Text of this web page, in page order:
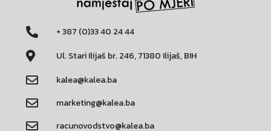
+ 387 (0)33 40 24 44
Ul. Stari Ilijaš br. 246, 71380 Ilijaš, BIH
kalea@kalea.ba
marketing@kalea.ba
racunovodstvo@kalea.ba